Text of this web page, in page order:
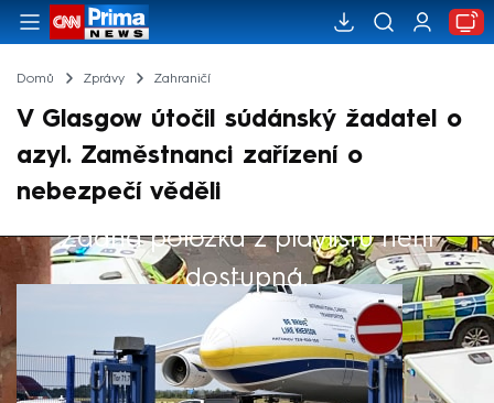
Domů Zprávy Zahraničí
V Glasgow útočil súdánský žadatel o
azyl. Zaměstnanci zařízení o
nebezpečí věděli
Žádná položka z playlistu není
dostupná.
Výběr redakce